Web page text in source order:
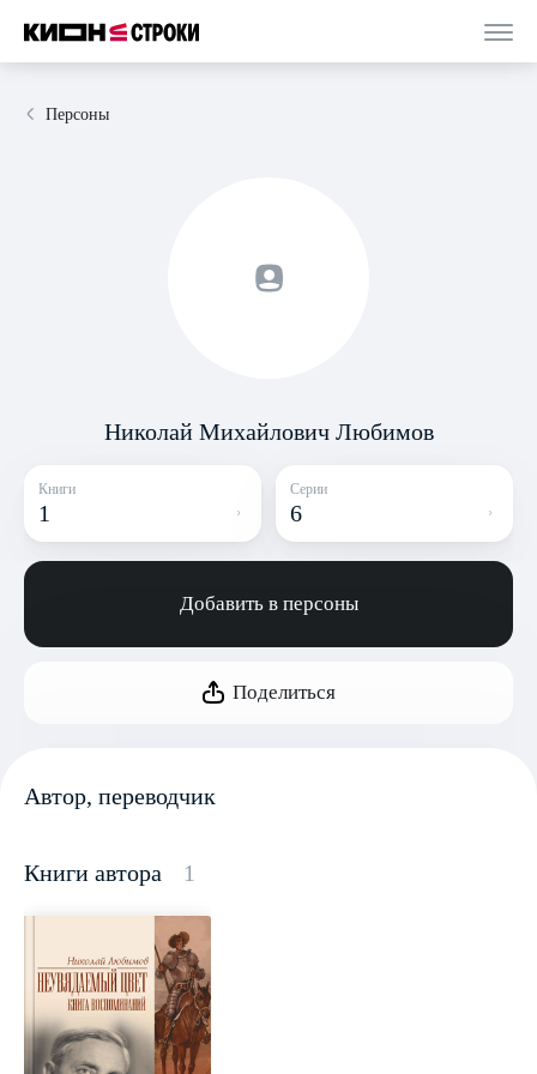
Персоны
Николай Михайлович Любимов
Книги
1
Серии
6
Добавить в персоны
Поделиться
Автор, переводчик
Книги автора 1